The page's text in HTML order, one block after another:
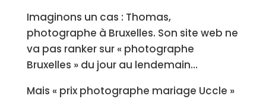
Imaginons un cas : Thomas,
photographe à Bruxelles. Son site web ne
va pas ranker sur « photographe
Bruxelles » du jour au lendemain…
Mais « prix photographe mariage Uccle »